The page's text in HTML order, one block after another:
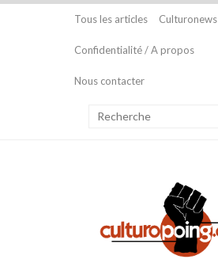
Tous les articles Culturonews
Confidentialité / A propos
Nous contacter